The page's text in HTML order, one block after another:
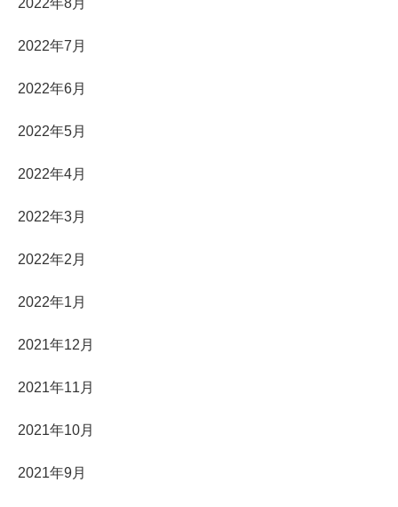
2022年8月
2022年7月
2022年6月
2022年5月
2022年4月
2022年3月
2022年2月
2022年1月
2021年12月
2021年11月
2021年10月
2021年9月